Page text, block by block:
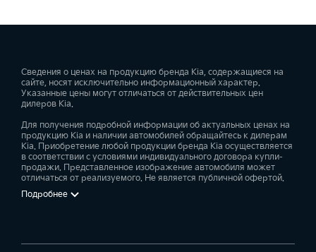
Сведения о ценах на продукцию бренда Kia, содержащиеся на
сайте, носят исключительно информационный характер.
Указанные цены могут отличаться от действительных цен
дилеров Kia.
Для получения подробной информации об актуальных ценах на
продукцию Kia и наличии автомобилей обращайтесь к дилерам
Kia. Приобретение любой продукции бренда Kia осуществляется
в соответствии с условиями индивидуального договора купли-
продажи. Представленное изображение автомобиля может
отличаться от реализуемого. Не является публичной офертой.
Подробнее